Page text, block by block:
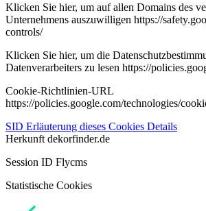
Klicken Sie hier, um auf allen Domains des
Unternehmens auszuwilligen https://
controls/
Klicken Sie hier, um die
Datenverarbeiters zu lesen https://
Cookie-Richtlinien-URL
https://policies.google.com/technologies/
SID Erläuterung dieses Cookies Details
Herkunft dekorfinder.de
Session ID Flycms
Statistische Cookies